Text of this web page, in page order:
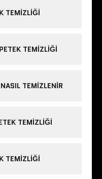
TEMIZLIĞI
TEMIZLIĞI
TEMIZLENIR
TEMIZLIĞI
TEMIZLIĞI